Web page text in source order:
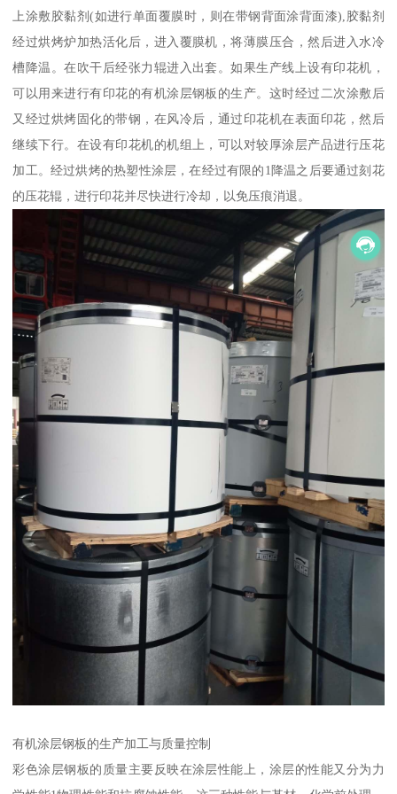
上涂敷胶黏剂(如进行单面覆膜时，则在带钢背面涂背面漆),胶黏剂
经过烘烤炉加热活化后，进入覆膜机，将薄膜压合，然后进入水冷
槽降温。在吹干后经张力辊进入出套。如果生产线上设有印花机，
可以用来进行有印花的有机涂层钢板的生产。这时经过二次涂敷后
又经过烘烤固化的带钢，在风冷后，通过印花机在表面印花，然后
继续下行。在设有印花机的机组上，可以对较厚涂层产品进行压花
加工。经过烘烤的热塑性涂层，在经过有限的1降温之后要通过刻花
的压花辊，进行印花并尽快进行冷却，以免压痕消退。
有机涂层钢板的生产加工与质量控制
彩色涂层钢板的质量主要反映在涂层性能上，涂层的性能又分为力